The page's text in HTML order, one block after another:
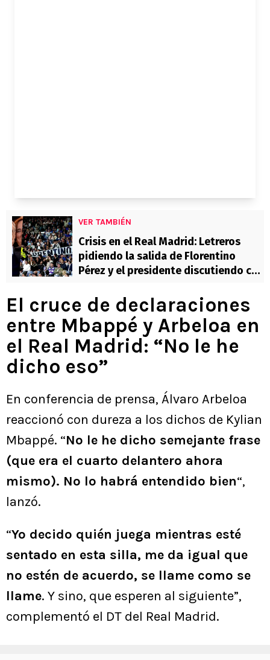
VER TAMBIÉN
Crisis en el Real Madrid: Letreros
pidiendo la salida de Florentino
Pérez y el presidente discutiendo con
El cruce de declaraciones
entre Mbappé y Arbeloa en
el Real Madrid: “No le he
dicho eso”
En conferencia de prensa, Álvaro Arbeloa
reaccionó con dureza a los dichos de Kylian
Mbappé. “No le he dicho semejante frase
(que era el cuarto delantero ahora
mismo). No lo habrá entendido bien“,
lanzó.
“Yo decido quién juega mientras esté
sentado en esta silla, me da igual que
no estén de acuerdo, se llame como se
llame. Y sino, que esperen al siguiente”,
complementó el DT del Real Madrid.